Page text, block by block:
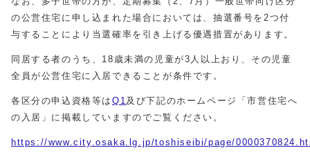
の公営住宅に申し込まれた場合においては、抽選番号を2つ付
与することにより当選確率を引き上げる優遇措置があります。
同居する者のうち、18歳未満の児童が3人以上おり、その児童
全員が公営住宅に入居できることが条件です。
各区分の申込資格等は Q1及び下記のホームページ「市営住宅へ
の入居」に掲載していますのでご覧ください。
https://www.city.osaka.lg.jp/toshiseibi/page/